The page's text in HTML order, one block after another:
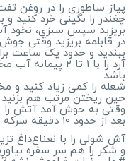
پیاز ساطوری را در روغن
چغندر را نگینی خرد کنید و
بریزید سپس سبزی، نخود
در قابلمه بریزید وقتی
ببندید و حدود یک ساعت
آرد را با ۱ تا ۲
باشد
شعله را کمی زیاد کنید و
حین ریختن مرتب هم بزنید
وقتی به جوش آمد آتش را
بعد از حدود ۱۰ دقیقه سرکه را اضافه کنید
آش شولی را با نعناع‌داغ
و شکر را هم سر سفره